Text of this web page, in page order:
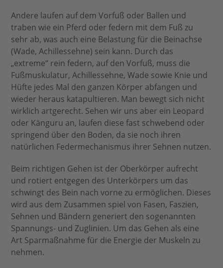
Andere laufen auf dem Vorfuß oder Ballen und
traben wie ein Pferd oder federn mit dem Fuß zu
sehr ab, was auch eine Belastung für die Beinachse
(Wade, Achillessehne) sein kann. Durch das
„extreme“ rein federn, auf den Vorfuß, muss die
Fußmuskulatur, Achillessehne, Wade sowie Knie und
Hüfte jedes Mal den ganzen Körper abfangen und
wieder heraus katapultieren. Man bewegt sich nicht
wirklich artgerecht. Sehen wir uns aber ein Leopard
oder Känguru an, laufen diese fast schwebend oder
springend über den Boden, da sie noch ihren
natürlichen Federmechanismus ihrer Sehnen nutzen.
Beim richtigen Gehen ist der Oberkörper aufrecht
und rotiert entgegen des Unterkörpers um das
schwingt des Bein nach vorne zu ermöglichen. Dieses
wird aus dem Zusammen spiel von Fasen, Faszien,
Sehnen und Bändern generiert den sogenannten
Spannungs- und Zuglinien. Um das Gehen als eine
Art Sparmaßnahme für die Energie der Muskeln zu
nehmen.